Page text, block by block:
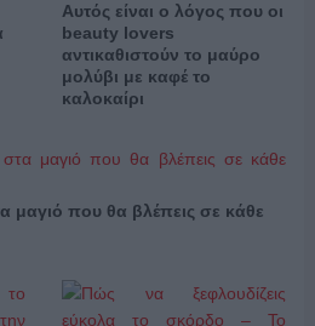
Αυτός είναι ο λόγος που οι
beauty lovers
αντικαθιστούν το μαύρο
μολύβι με καφέ το
καλοκαίρι
μαγιό που θα βλέπεις σε κάθε